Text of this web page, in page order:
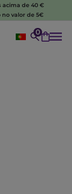
acima de 40 €
no valor de 5€
0